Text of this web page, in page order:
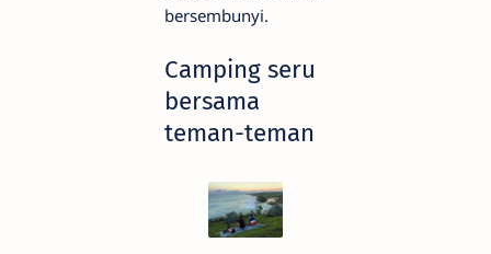
bersembunyi.
Camping seru
bersama
teman-teman